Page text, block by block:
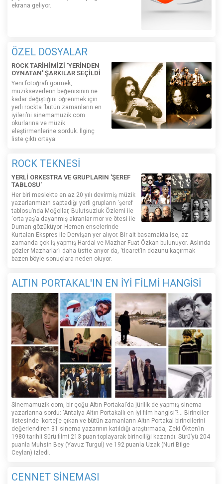
ekrana geliyor.
ÖZEL DOSYALAR
ROCK TARİHİMİZİ 'YERİNDEN
OYNATAN' ŞARKILAR SEÇİLDİ
Yeni fotoğrafı görmek,
müzikseverlerin beğenisinin ne
kadar değiştiğini öğrenmek için
yerli rockta ‘bütün zamanların en
iyileri’ni sinemamuzik.com
okurlarına ve müzik
eleştirmenlerine sorduk. İlginç
liste çıktı ortaya:
ROCK TEKNESİ
YERLİ ORKESTRA VE GRUPLARIN 'ŞEREF
TABLOSU'
Her biri meslekte en az 20 yılı devirmiş müzik
yazarlarımızın saptadığı yerli grupların ‘şeref
tablosu’nda Moğollar, Bulutsuzluk Özlemi ile
‘orta yaş’a dayanmış akranlar mor ve ötesi ile
Duman gözüküyor. Hemen enselerinde
Kurtalan Ekspres ile Dervişan yer alıyor. Bir alt basamakta ise, az
zamanda çok iş yapmış Hardal ve Mazhar Fuat Özkan bulunuyor. Aslında
gözler Mazharlar’ı daha üstte arıyor da, ‘ticaret’in dozunu kaçırmak
bazen böyle sonuçlara neden oluyor.
ALTIN PORTAKAL'IN EN İYİ FİLMİ HANGİSİ
Sinemamuzik.com, bir çoğu Altın Portakal’da jürilik de yapmış sinema
yazarlarına sordu: ‘Antalya Altın Portakallı en iyi film hangisi’?... Birinciler
listesinde ‘kortej’e çıkan ve bütün zamanların Altın Portakal birincilerini
değerlendiren 31 sinema yazarının katıldığı araştırmada, Zeki Ökten’in
1980 tarihli Sürü filmi 213 puan toplayarak birinciliği kazandı. Sürü’yü 204
puanla Muhsin Bey (Yavuz Turgul) ve 192 puanla Uzak (Nuri Bilge
Ceylan) izledi.
CENNET SİNEMASI